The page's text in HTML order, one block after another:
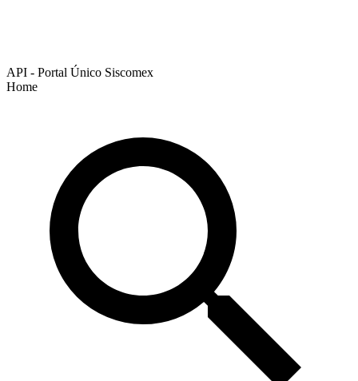
API - Portal Único Siscomex
Home